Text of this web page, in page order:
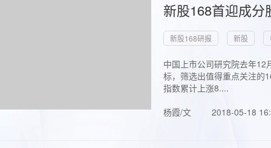
新股168首迎成
新股168研报 新股
中国上市公司研究院去年
标，筛选出值得重点关注的
指数累计上涨8....
杨霞/文
2018-05-18